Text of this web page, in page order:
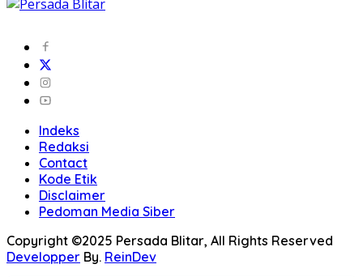
Indeks
Redaksi
Contact
Kode Etik
Disclaimer
Pedoman Media Siber
Copyright ©2025 Persada Blitar, All Rights Reserved
Developper By. ReinDev